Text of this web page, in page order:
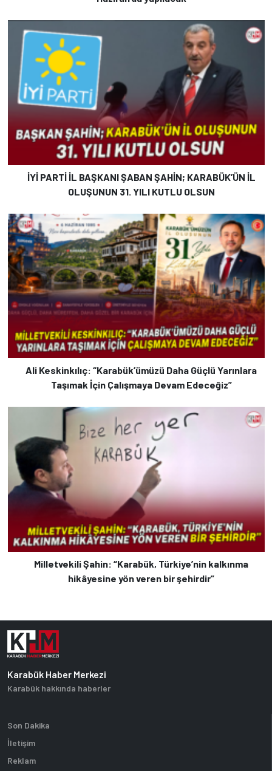
İYİ PARTİ İL BAŞKANI ŞABAN ŞAHİN; KARABÜK’ÜN İL
OLUŞUNUN 31. YILI KUTLU OLSUN
Ali Keskinkılıç: “Karabük’ümüzü Daha Güçlü Yarınlara
Taşımak İçin Çalışmaya Devam Edeceğiz”
Milletvekili Şahin: “Karabük, Türkiye’nin kalkınma
hikâyesine yön veren bir şehirdir”
Karabük Haber Merkezi
Karabük hakkında haberler
Son Dakika
İletişim
Reklam